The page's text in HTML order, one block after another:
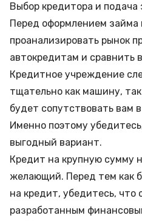
Выбор кредитора и подача
Перед оформлением займа
проанализировать рынок
автокредитам и сравнить
Кредитное учреждение
тщательно как машину,
будет сопутствовать вам
Именно поэтому
выгодный вариант.
Кредит на крупную сумму
желающий. Перед тем как
на кредит, убедитесь, что
разработанным